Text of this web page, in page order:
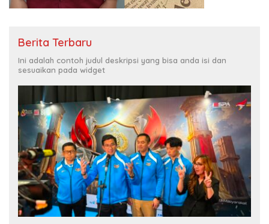
Berita Terbaru
Ini adalah contoh judul deskripsi yang bisa anda isi dan
sesuaikan pada widget